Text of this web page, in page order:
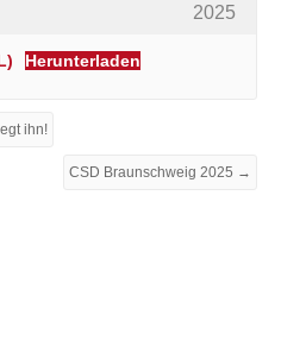
2025
Herunterladen
ihn!
CSD Braunschweig 2025 →